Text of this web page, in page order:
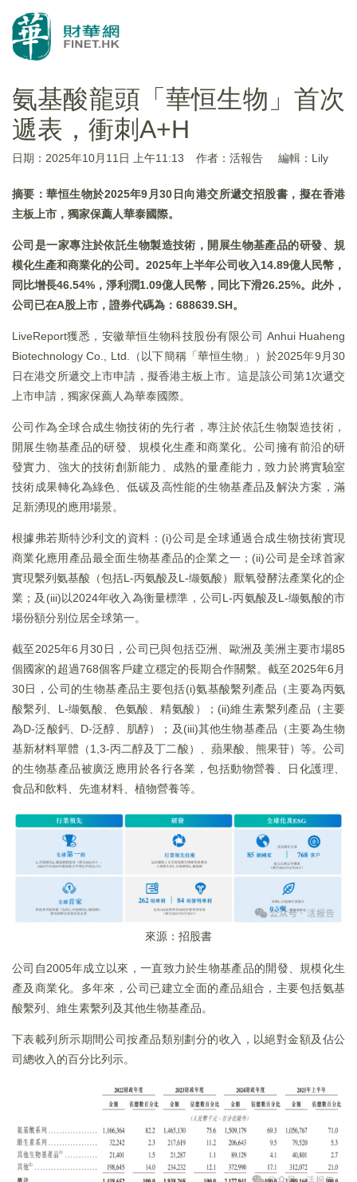
氨基酸龍頭「華恒生物」首次
遞表，衝刺A+H
日期：2025年10月11日 上午11:13 作者：活報告 編輯：Lily
摘要：華恒生物於2025年9月30日向港交所遞交招股書，擬在香港
主板上市，獨家保薦人華泰國際。
公司是一家專注於依託生物製造技術，開展生物基產品的研發、規
模化生產和商業化的公司。2025年上半年公司收入14.89億人民幣，
同比增長46.54%，淨利潤1.09億人民幣，同比下滑26.25%。此外，
公司已在A股上市，證券代碼為：688639.SH。
LiveReport獲悉，安徽華恒生物科技股份有限公司 Anhui Huaheng
Biotechnology Co., Ltd.（以下簡稱「華恒生物」）於2025年9月30
日在港交所遞交上市申請，擬香港主板上市。這是該公司第1次遞交
上市申請，獨家保薦人為華泰國際。
公司作為全球合成生物技術的先行者，專注於依託生物製造技術，
開展生物基產品的研發、規模化生產和商業化。公司擁有前沿的研
發實力、強大的技術創新能力、成熟的量產能力，致力於將實驗室
技術成果轉化為綠色、低碳及高性能的生物基產品及解決方案，滿
足新湧現的應用場景。
根據弗若斯特沙利文的資料：(i)公司是全球通過合成生物技術實現
商業化應用產品最全面生物基產品的企業之一；(ii)公司是全球首家
實現繫列氨基酸（包括L-丙氨酸及L-缬氨酸）厭氧發酵法產業化的企
業；及(iii)以2024年收入為衡量標準，公司L-丙氨酸及L-缬氨酸的市
場份額分别位居全球第一。
截至2025年6月30日，公司已與包括亞洲、歐洲及美洲主要市場85
個國家的超過768個客戶建立穩定的長期合作關繫。截至2025年6月
30日，公司的生物基產品主要包括(i)氨基酸繫列產品（主要為丙氨
酸繫列、L-缬氨酸、色氨酸、精氨酸）；(ii)維生素繫列產品（主要
為D-泛酸鈣、D-泛醇、肌醇）；及(iii)其他生物基產品（主要為生物
基新材料單體（1,3-丙二醇及丁二酸）、蘋果酸、熊果苷）等。公司
的生物基產品被廣泛應用於各行各業，包括動物營養、日化護理、
食品和飲料、先進材料、植物營養等。
來源：招股書
公司自2005年成立以來，一直致力於生物基產品的開發、規模化生
產及商業化。多年來，公司已建立全面的產品組合，主要包括氨基
酸繫列、維生素繫列及其他生物基產品。
下表載列所示期間公司按產品類别劃分的收入，以絕對金額及佔公
司總收入的百分比列示。